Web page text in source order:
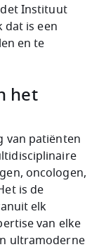
Instituut
dat is een
en te
het
van patiënten
oncologen,
is de
elk
van elke
ultramoderne